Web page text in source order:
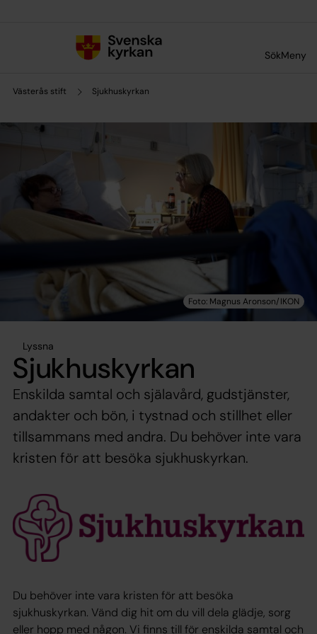
SökMeny
Västerås stift Sjukhuskyrkan
Lyssna
Sjukhuskyrkan
Enskilda samtal och själavård, gudstjänster,
andakter och bön, i tystnad och stillhet eller
tillsammans med andra. Du behöver inte vara
kristen för att besöka sjukhuskyrkan.
Du behöver inte vara kristen för att besöka
sjukhuskyrkan. Vänd dig hit om du vill dela glädje, sorg
eller hopp med någon. Vi finns till för enskilda samtal och